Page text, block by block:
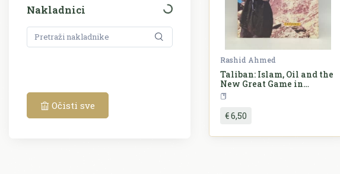
Nakladnici
Očisti sve
Rashid Ahmed
Taliban: Islam, Oil and the
New Great Game in
Central Asia
€ 6,50